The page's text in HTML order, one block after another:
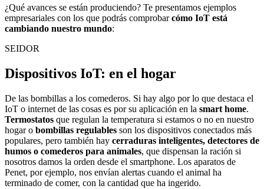
¿Qué avances se están produciendo? Te presentamos ejemplos
empresariales con los que podrás comprobarcómo IoT está
cambiando nuestro mundo:
SEIDOR
Dispositivos IoT: en el hogar
De las bombillas a los comederos. Si hay algo por lo que destaca el
IoT o internet de las cosas es por su aplicación en la smart home.
Termostatos que regulan la temperatura si estamos o no en nuestro
hogar o bombillas regulables son los dispositivos conectados más
populares, pero también hay cerraduras inteligentes, detectores de
humos o comederos para animales, que dispensan la ración si
nosotros damos la orden desde el smartphone. Los aparatos de
Penet, por ejemplo, nos envían alertas cuando el animal ha
terminado de comer, con la cantidad que ha ingerido.